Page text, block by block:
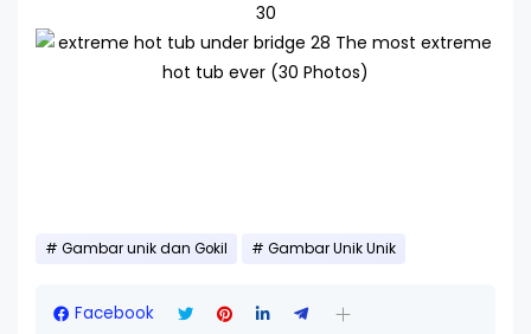
30
Gambar unik dan Gokil Gambar Unik Unik
Facebook